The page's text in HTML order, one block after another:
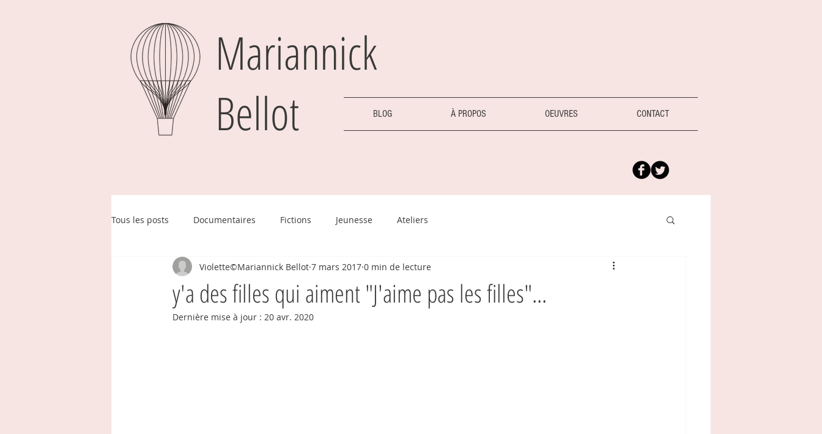
Mariannick
Bellot
BLOG À PROPOS OEUVRES CONTACT
Tous les posts Documentaires Fictions Jeunesse Ateliers
y'a des filles qui aiment "J'aime pas les filles"...
Violette©Mariannick Bellot 7 mars 2017 0 min de lecture
Dernière mise à jour : 20 avr. 2020